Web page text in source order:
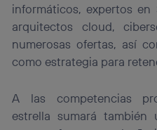
informáticos, expertos en
arquitectos cloud,
numerosas ofertas, así
como estrategia para
A las competencias
estrella sumará también